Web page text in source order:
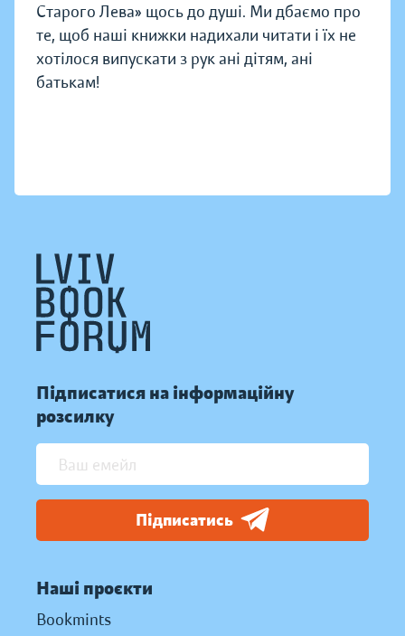
Старого Лева» щось до душі. Ми дбаємо про
те, щоб наші книжки надихали читати і їх не
хотілося випускати з рук ані дітям, ані
батькам!
Підписатися на інформаційну
розсилку
Підписатись
Наші проєкти
Bookmints